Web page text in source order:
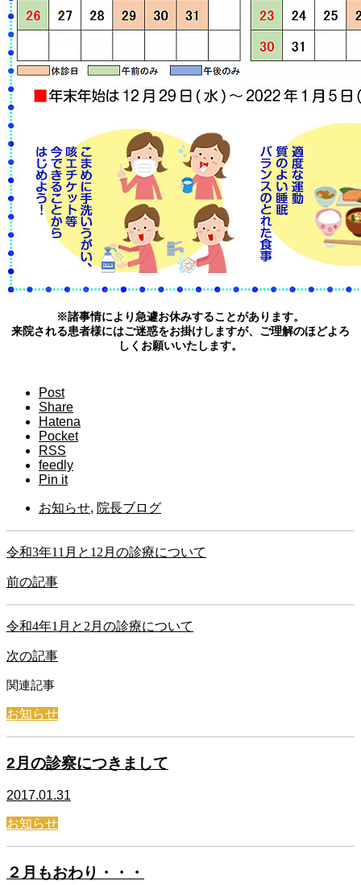
※諸事情により急遽お休みすることがあります。
来院される患者様にはご迷惑をお掛けしますが、ご理解のほどよろ
しくお願いいたします。
Post
Share
Hatena
Pocket
RSS
feedly
Pin it
お知らせ, 院長ブログ
令和3年11月と12月の診療について
前の記事
令和4年1月と2月の診療について
次の記事
関連記事
お知らせ
2月の診察につきまして
2017.01.31
お知らせ
２月もおわり・・・